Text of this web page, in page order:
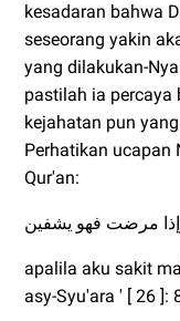
kesadaran bahwa
seseorang yakin
yang dilakukan-
pastilah ia percaya
kejahatan pun
Perhatikan ucapan
Qur'an:
مرضت فهو يشفين
apalila aku sakit
asy-Syu'ara ' [ 26 ]: